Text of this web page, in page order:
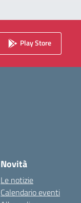
Play Store
Novità
Le notizie
Calendario eventi